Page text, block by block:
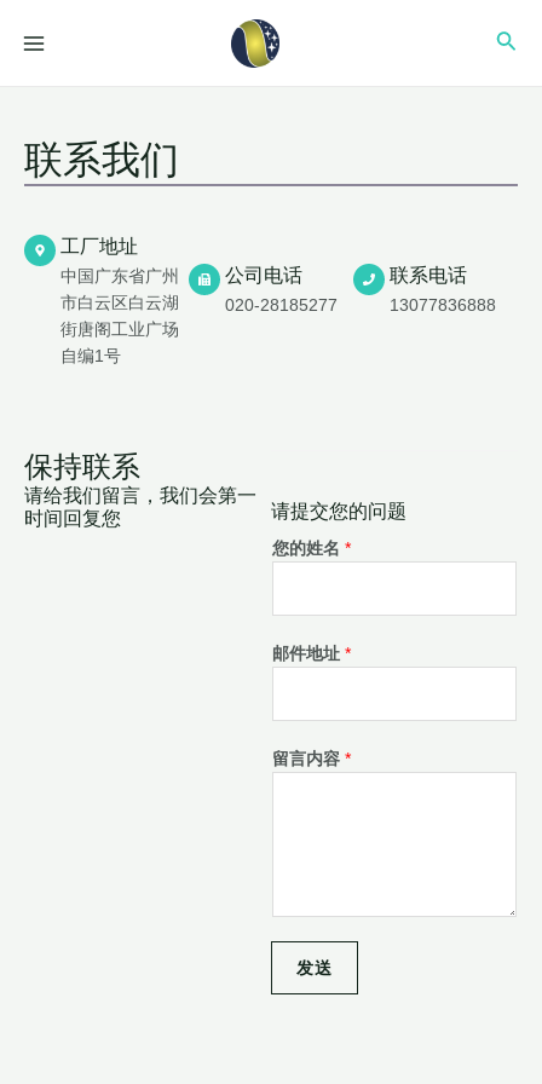
搜
联系我们
工厂地址
中国广东省广州
市白云区白云湖
街唐阁工业广场
自编1号
公司电话
020-28185277
联系电话
13077836888
保持联系
请给我们留言，我们会第一
时间回复您
请提交您的问题
您的姓名 *
邮件地址 *
留言内容 *
发送